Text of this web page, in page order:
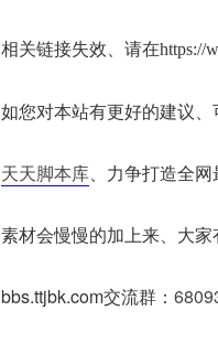
相关链接失效、请在https://
如您对本站有更好的建议
天天脚本库、力争打造全
素材会慢慢的加上来、大
bbs.ttjbk.com交流群：